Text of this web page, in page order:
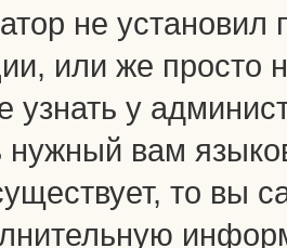
не установил
или же просто
узнать у
нужный вам
то вы